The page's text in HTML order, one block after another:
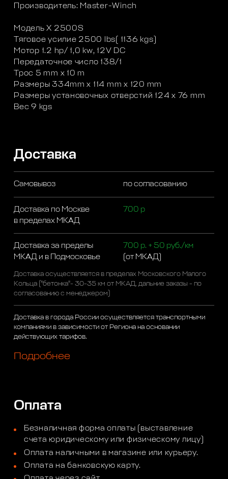
Производитель: Master-Winch
Модель X 2500S
Тяговое усилие 2500 lbs( 1136 kgs)
Мотор 1.2 hp/ 1,0 kw, 12V DC
Передаточное число 138/1
Трос 5 mm x 10 m
Размеры 334mm x 114 mm x 120 mm
Размеры установочных отверстий 124 x 76 mm
Вес 9 kgs
Доставка
Самовывоз по согласованию
Доставка по Москве
в пределах МКАД
700 р
Доставка за пределы
МКАД и в Подмосковье
700 р. + 50 руб./км
(от МКАД)
Доставка осуществляется в пределах Московского Малого
Кольца ("бетонка"- 30-35 км от МКАД, дальние заказы - по
согласованию с менеджером)
Доставка в города России осуществляется транспортными
компаниями в зависимости от Региона на основании
действующих тарифов.
Подробнее
Оплата
Безналичная форма оплаты (выставление
счета юридическому или физическому лицу)
Оплата наличными в магазине или курьеру.
Оплата на банковскую карту.